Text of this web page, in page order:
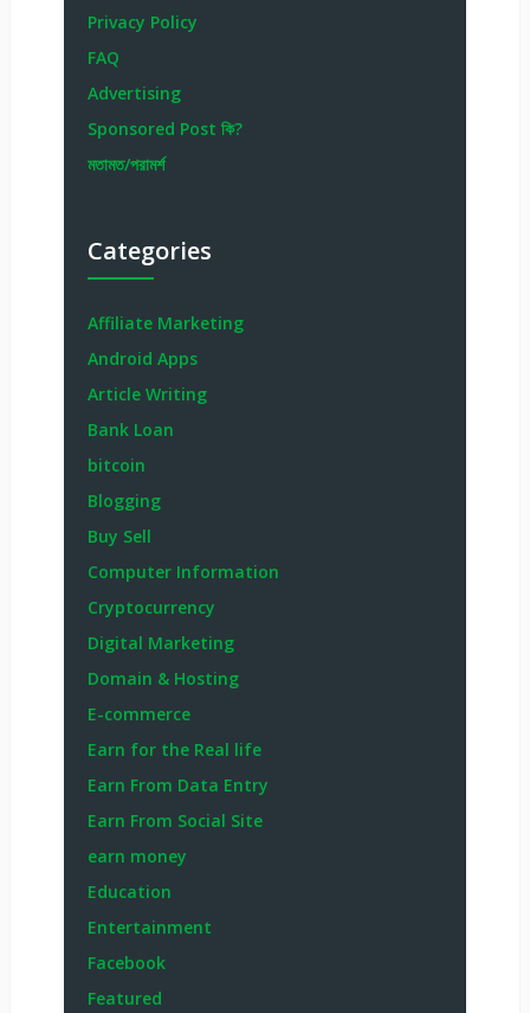
Privacy Policy
FAQ
Advertising
Sponsored Post কি?
মতামত/পরামর্শ
Categories
Affiliate Marketing
Android Apps
Article Writing
Bank Loan
bitcoin
Blogging
Buy Sell
Computer Information
Cryptocurrency
Digital Marketing
Domain & Hosting
E-commerce
Earn for the Real life
Earn From Data Entry
Earn From Social Site
earn money
Education
Entertainment
Facebook
Featured